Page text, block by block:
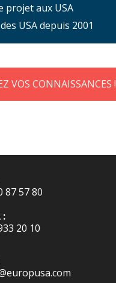
projet aux USA
USA depuis 2001
VOS CONNAISSANCES !
87 57 80
:
20 10